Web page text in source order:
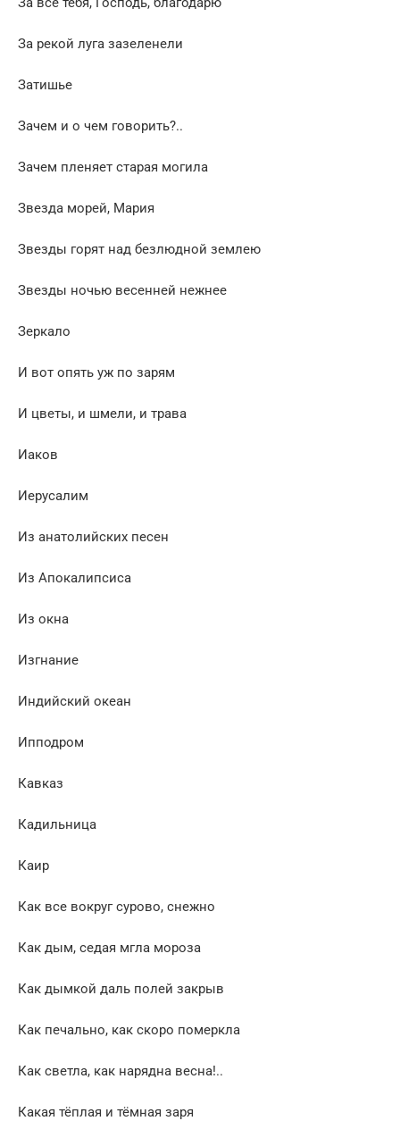
За рекой луга зазеленели
Затишье
Зачем и о чем говорить?..
Зачем пленяет старая могила
Звезда морей, Мария
Звезды горят над безлюдной землею
Звезды ночью весенней нежнее
Зеркало
И вот опять уж по зарям
И цветы, и шмели, и трава
Иаков
Иерусалим
Из анатолийских песен
Из Апокалипсиса
Из окна
Изгнание
Индийский океан
Ипподром
Кавказ
Кадильница
Каир
Как все вокруг сурово, снежно
Как дым, седая мгла мороза
Как дымкой даль полей закрыв
Как печально, как скоро померкла
Как светла, как нарядна весна!..
Какая тёплая и тёмная заря